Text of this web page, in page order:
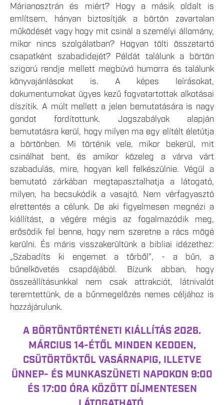
Márianosztrán és miért? Hogy a másik oldalt is
említsem, hányan biztosítják a börtön zavartalan
működését vagy hogy mit csinál a személyi állomány,
mikor nincs szolgálatban? Hogyan tölti összetartó
csapatként szabadidejét? Példát találunk a börtön
szigorú rendje mellett megbúvó humorra és találunk
könyvajánlásokat is. A képes leírásokat,
dokumentumokat ügyes kezű fogvatartottak alkotásai
díszítik. A múlt mellett a jelen bemutatására is nagy
gondot fordítottunk. Jogszabályok alapján
bemutatásra kerül, hogy milyen ma egy elítélt életútja
a börtönben. Mi történik vele, mikor bekerül, mit
csinálhat bent, és amikor közeleg a várva várt
szabadulás, mire, hogyan kell felkészülnie. Végül a
bemutató zárkában megtapasztalhatja a látogató,
milyen, ha becsukódik a vasajtó. Nem vérfagyasztó
elrettentés a célunk. De aki figyelmesen megnézi a
kiállítást, a végére mégis az fogalmazódik meg,
erősödik fel benne, hogy nem szeretne a rács mögé
kerülni. És máris visszakerültünk a bibliai idézethez:
„Szabadíts ki engemet a tőrből”, - a bűn, a
bűnelkövetés csapdájából. Bízunk abban, hogy
összeállításunkkal nem csak attrakciót, látnivalót
teremtettünk, de a bűnmegelőzés nemes céljához is
hozzájárulunk.
A BÖRTÖNTÖRTÉNETI KIÁLLÍTÁS 2026.
MÁRCIUS 14-ÉTŐLMINDEN KEDDEN,
CSÜTÖRTÖKTŐL VASÁRNAPIG, ILLETVE
ÜNNEP- ÉS MUNKASZÜNETI NAPOKON 9:00
ÉS 17:00 ÓRA KÖZÖTT DÍJMENTESEN